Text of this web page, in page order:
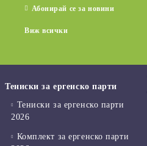
Абонирай се за новини
Виж всички
Тениски за ергенско парти
Тениски за ергенско парти
2026
Комплект за ергенско парти